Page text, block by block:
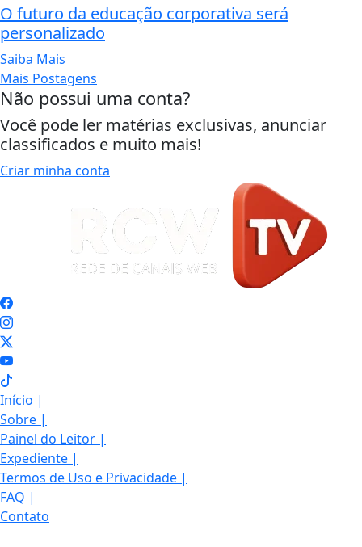
O futuro da educação corporativa será
personalizado
Saiba Mais
Mais Postagens
Não possui uma conta?
Você pode ler matérias exclusivas, anunciar
classificados e muito mais!
Criar minha conta
Início |
Sobre |
Painel do Leitor |
Expediente |
Termos de Uso e Privacidade |
FAQ |
Contato